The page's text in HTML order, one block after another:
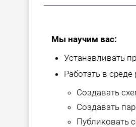
Мы научим вас:
Устанавливать
Работать в среде
Создавать
Создавать
Публиковать